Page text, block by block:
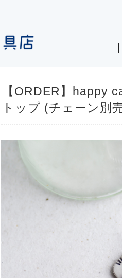
【ORDER】happy
トップ (チェーン別